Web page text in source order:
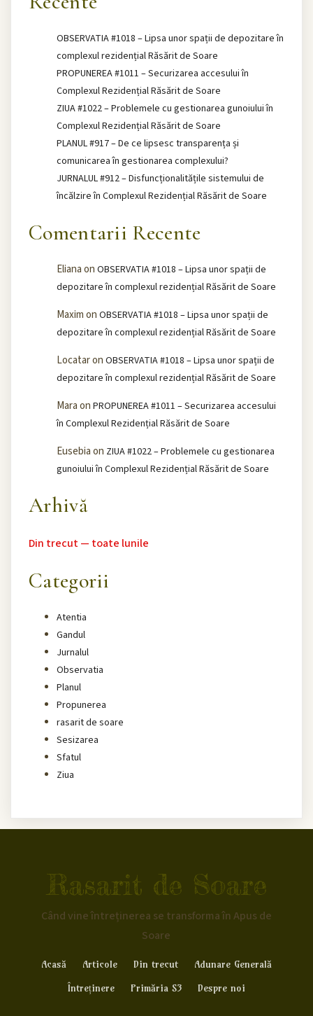
OBSERVATIA #1018 – Lipsa unor spații de depozitare în
complexul rezidențial Răsărit de Soare
PROPUNEREA #1011 – Securizarea accesului în
Complexul Rezidențial Răsărit de Soare
ZIUA #1022 – Problemele cu gestionarea gunoiului în
Complexul Rezidențial Răsărit de Soare
PLANUL #917 – De ce lipsesc transparența și
comunicarea în gestionarea complexului?
JURNALUL #912 – Disfuncționalitățile sistemului de
încălzire în Complexul Rezidențial Răsărit de Soare
Comentarii Recente
Elianaon OBSERVATIA #1018 – Lipsa unor spații de
depozitare în complexul rezidențial Răsărit de Soare
Maximon OBSERVATIA #1018 – Lipsa unor spații de
depozitare în complexul rezidențial Răsărit de Soare
Locataron OBSERVATIA #1018 – Lipsa unor spații de
depozitare în complexul rezidențial Răsărit de Soare
Maraon PROPUNEREA #1011 – Securizarea accesului
în Complexul Rezidențial Răsărit de Soare
Eusebiaon ZIUA #1022 – Problemele cu gestionarea
gunoiului în Complexul Rezidențial Răsărit de Soare
Arhivă
Din trecut — toate lunile
Categorii
Atentia
Gandul
Jurnalul
Observatia
Planul
Propunerea
rasarit de soare
Sesizarea
Sfatul
Ziua
Rasarit de Soare
Când vine întreținerea se transforma în Apus de
Soare
Acasă Articole Din trecut
Adunare Generală
Întreținere
Primăria S3 Despre noi